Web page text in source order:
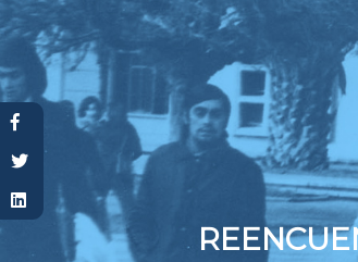
Usted está aquí